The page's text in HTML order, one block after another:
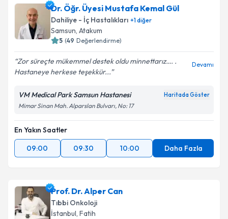
E-posta Adresiniz
Kişisel verilerimin işlenmesine ilişkinAydınlatma
Metni'ni okudum ve kişisel verilerimin belirtilen
Dr. Öğr. Üyesi Mustafa Kemal Gül
Dahiliye - İç Hastalıkları +1diğer
Samsun, Atakum
5 (49 Değerlendirme)
Zor süreçte mükemmel destek oldu minnettarız…. .
Hastaneye herkese teşekkür...
Devamı
VM Medical Park Samsun Hastanesi Haritada Göster
Mimar Sinan Mah. Alparslan Bulvarı, No: 17
En Yakın Saatler
09:00
09:30 10:00 Daha Fazla
Prof. Dr. Alper Can
Tıbbi Onkoloji
İstanbul, Fatih